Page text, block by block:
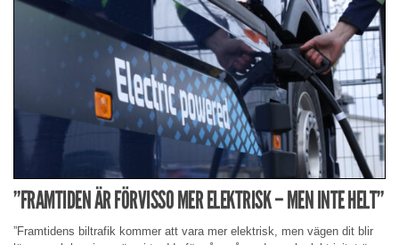
”FRAMTIDEN ÄR FÖRVISSO MER ELEKTRISK – MEN INTE HELT”
”Framtidens biltrafik kommer att vara mer elektrisk, men vägen dit blir